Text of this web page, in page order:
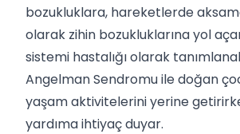
bozukluklara, hareketlerde
olarak zihin bozukluklarına yol
sistemi hastalığı olarak
Angelman Sendromu ile doğan
yaşam aktivitelerini yerine
yardıma ihtiyaç duyar.